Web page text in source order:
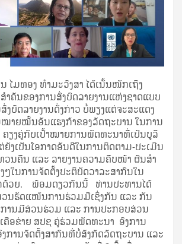
ໄມທອງ ທໍາມະວົງສາ ໄດ້ເນັ້ນໜັກເຖິງ
ຄັນຂອງການສົ່ງບົດລາຍງານແຫ່ງຊາດແບບ
ບົດລາຍງານດັ່ງກ່າວ ບໍ່ພຽງແຕ່ຈະສະແດງ
ໝາຍໝັ້ນອັນແຮງກ້າຂອງລັດຖະບານ ໃນການ
ຄຽງຄູ່ກັບເປົ້າໝາຍການພັດທະນາທີ່ເປັນບູລິ
ຍັງເປັນໂອກາດອັນດີໃນການຕິດຕາມ-ປະເມີນ
ວນຄືນ ແລະ ລາຍງານຄວາມຄືບໜ້າ ຜົນສໍາ
ໆໃນການຈັດຕັ້ງປະຕິບັດວາລະສາກົນໃນ
ດ້ວຍ. ພ້ອມດຽວກັນນີ້ ທ່ານປະທານໄດ້
ນຮັດແໜ້ນການຮ່ວມມືເຊິ່ງກັນ ແລະ ກັນ
ການມີສ່ວນຮ່ວມ ແລະ ການປະກອບສ່ວນ
ຄືອຂ່າຍ ສປຊ ຄູ່ຮ່ວມພັດທະນາ ອົງການ
ງການຈັດຕັ້ງສາກົນທີ່ບໍ່ສັງກັດລັດຖະບານ ແລະ